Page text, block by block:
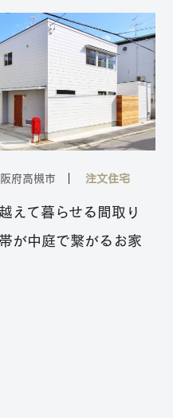
府高槻市 注文住宅
えて暮らせる間取り
が中庭で繋がるお家